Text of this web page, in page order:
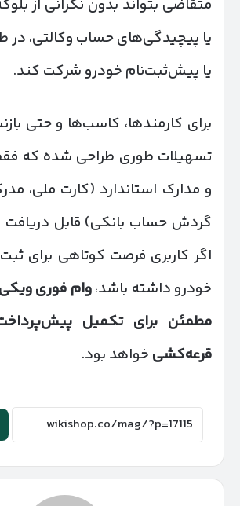
متقاضی بتواند بدون نگرانی از
یا پیچیدگی‌های حساب وکالتی،
یا پیش‌ثبت‌نام خودرو شرکت کند.
برای کارمندها، کاسب‌ها و حتی
تسهیلات طوری طراحی شده که
و مدارک استاندارد (کارت ملی،
گردش حساب بانکی) قابل دریافت
اگر کاربری فرصت کوتاهی برای
خودرو داشته باشد،وام فوری
مطمئن برای تکمیل
قرعه‌کشی خواهد بود.